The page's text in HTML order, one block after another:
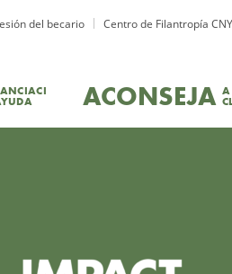
del becario Centro de Filantropía CNY
ACONSEJA A